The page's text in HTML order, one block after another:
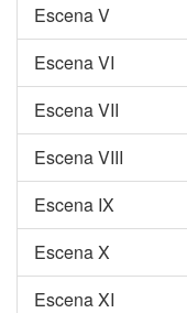
Escena V
Escena VI
Escena VII
Escena VIII
Escena IX
Escena X
Escena XI